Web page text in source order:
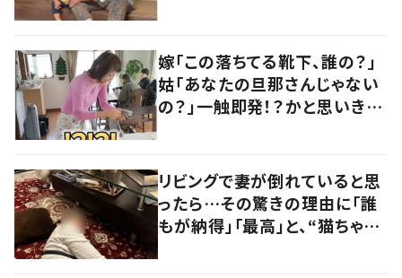
嫁「この落ちてる靴下、誰の？」
姑「あなたの旦那さんじゃない
の？」一触即発！？かと思いき
リビングで妻が倒れていると思
ったら…その驚きの理由に「誰
もが納得」「最高」と、“猫ちゃん